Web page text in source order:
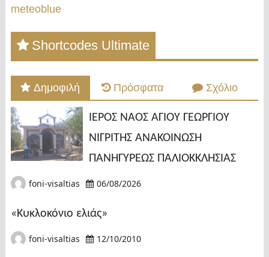
meteoblue
Shortcodes Ultimate
Δημοφιλή Πρόσφατα Σχόλιο
ΙΕΡΟΣ ΝΑΟΣ ΑΓΙΟΥ ΓΕΩΡΓΙΟΥ
ΝΙΓΡΙΤΗΣ ΑΝΑΚΟΙΝΩΣΗ
ΠΑΝΗΓΥΡΕΩΣ ΠΑΛΙΟΚΚΛΗΣΙΑΣ
foni-visaltias 06/08/2026
«Κυκλοκόνιο ελιάς»
foni-visaltias 12/10/2010